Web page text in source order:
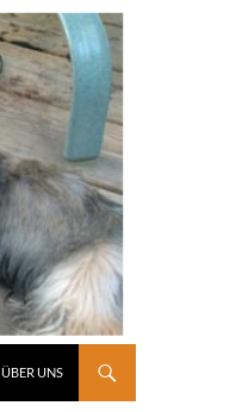
ÜBER UNS